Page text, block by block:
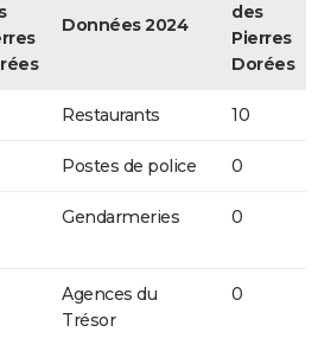
Données 2024
des
Pierres
Dorées
Restaurants 10
Postes de police 0
Gendarmeries 0
Agences du
Trésor
0